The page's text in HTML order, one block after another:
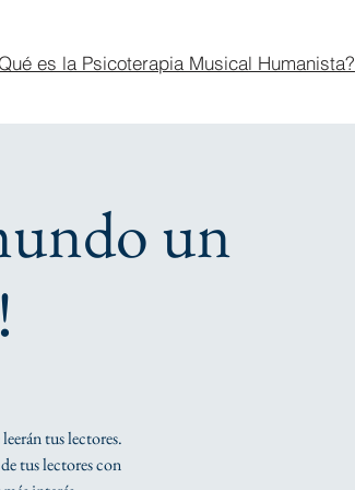
es la Psicoterapia Musical Humanista?
un
tus lectores.
tus lectores con